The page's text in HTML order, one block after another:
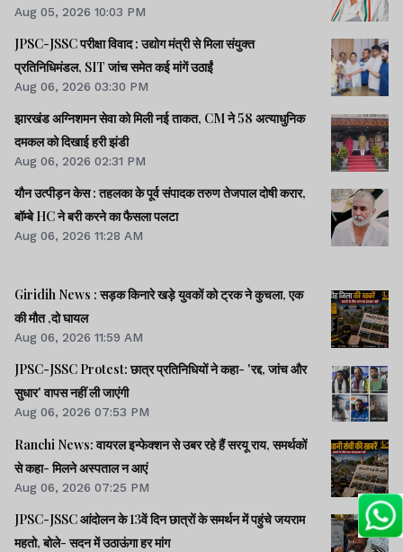
Aug 05, 2026 10:03 PM
JPSC-JSSC परीक्षा विवाद : उद्योग मंत्री से मिला संयुक्त
प्रतिनिधिमंडल, SIT जांच समेत कई मांगें उठाईं
Aug 06, 2026 03:30 PM
झारखंड अग्निशमन सेवा को मिली नई ताकत, CM ने 58 अत्याधुनिक
दमकल को दिखाई हरी झंडी
Aug 06, 2026 02:31 PM
यौन उत्पीड़न केस : तहलका के पूर्व संपादक तरुण तेजपाल दोषी करार,
बॉम्बे HC ने बरी करने का फैसला पलटा
Aug 06, 2026 11:28 AM
Giridih News : सड़क किनारे खड़े युवकों को ट्रक ने कुचला, एक
की मौत ,दो घायल
Aug 06, 2026 11:59 AM
JPSC-JSSC Protest: छात्र प्रतिनिधियों ने कहा- 'रद्द, जांच और
सुधार' वापस नहीं ली जाएंगी
Aug 06, 2026 07:53 PM
Ranchi News: वायरल इन्फेक्शन से उबर रहे हैं सरयू राय, समर्थकों
से कहा- मिलने अस्पताल न आएं
Aug 06, 2026 07:25 PM
JPSC-JSSC आंदोलन के 13वें दिन छात्रों के समर्थन में पहुंचे जयराम
महतो, बोले- सदन में उठाऊंगा हर मांग